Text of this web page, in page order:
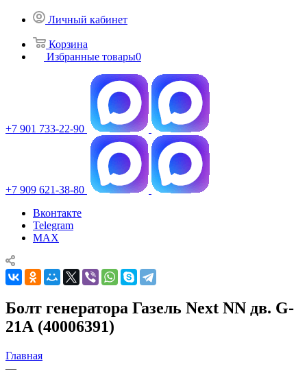
Личный кабинет
Корзина
Избранные товары0
+7 901 733-22-90
+7 909 621-38-80
Вконтакте
Telegram
MAX
Болт генератора Газель Next NN дв. G-
21А (40006391)
Главная
—